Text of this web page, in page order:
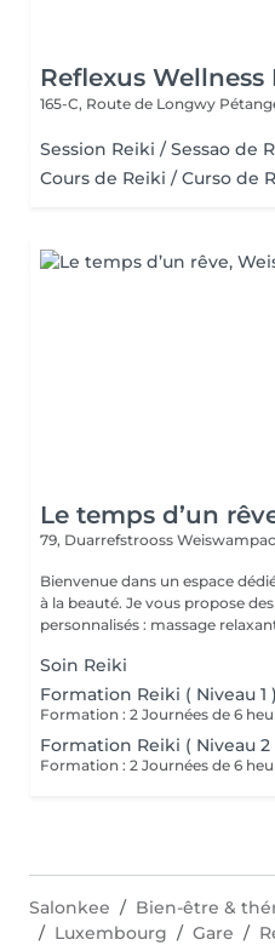
Reflexus Wellness
165-C, Route de Longwy
Session Reiki / Sessao de
Cours de Reiki / Curso de
Le temps d’un
79, Duarrefstrooss
Bienvenue dans un espace
à la beauté. Je vous propose des massages bien-être
personnalisés : massage
Soin Reiki
Formation Reiki ( Niveau 1 )
Formation Reiki ( Niveau 2
Salonkee
Bien-être &
Luxembourg
Gare